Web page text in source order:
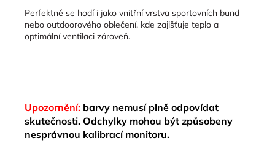
Perfektně se hodí i jako vnitřní vrstva sportovních bund
nebo outdoorového oblečení, kde zajišťuje teplo a
optimální ventilaci zároveň.
Upozornění: barvy nemusí plně odpovídat
skutečnosti. Odchylky mohou být způsobeny
nesprávnou kalibrací monitoru.